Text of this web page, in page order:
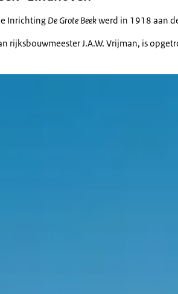
Inrichting De Grote Beekwerd in 1918 aan
rijksbouwmeester J.A.W. Vrijman, is